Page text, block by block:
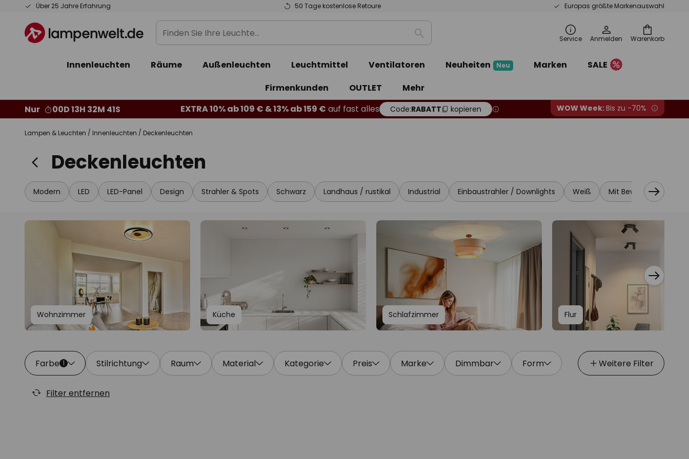
Über 25 Jahre Erfahrung 50 Tage kostenlose Retoure Europas größte Markenauswahl
Zum
springen
Warenkorb
Finden
Sie
Leuchte...
Suche Service Anmelden
Innenleuchten Räume Außenleuchten Leuchtmittel Ventilatoren Neuheiten Neu Marken
SALE
Firmenkunden
OUTLET
Mehr
Nur
00D 13H 32M 41S EXTRA 10% ab 109 € & 13% ab 159 € auf fast alles Code:RABATT kopieren WOW Week:Bis zu -70%
Lampen & Leuchten Innenleuchten Deckenleuchten
Deckenleuchten
Modern LED LED-Panel Design Strahler & Spots Schwarz Landhaus / rustikal Industrial Einbaustrahler / Downlights Weiß Mit Bewegungsmelder
Wohnzimmer Küche Schlafzimmer Flur
Farbe 1 Stilrichtung Raum Material Kategorie Preis Marke Dimmbar Form Weitere Filter
Filter entfernen